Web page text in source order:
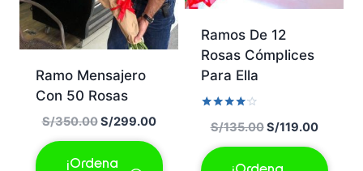
Ramo Mensajero
Con 50 Rosas
S/350.00El
precio
original
S/299.00El
actual
¡Ordena
Ramos De 12
Rosas Cómplices
Para Ella
con
de 5
S/135.00El
precio
original
S/119.00El
actual